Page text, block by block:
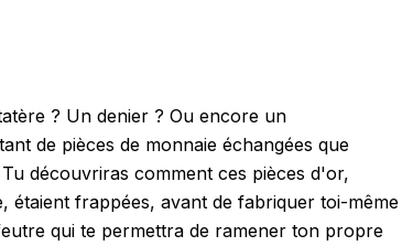
? Un denier ? Ou encore un
de pièces de monnaie échangées que
découvriras comment ces pièces d'or,
étaient frappées, avant de fabriquer toi-même
qui te permettra de ramener ton propre